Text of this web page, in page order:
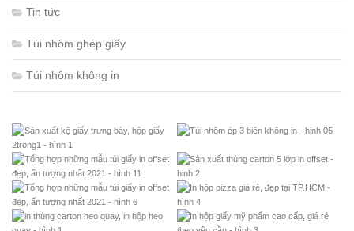
Tin tức
Túi nhôm ghép giấy
Túi nhôm không in